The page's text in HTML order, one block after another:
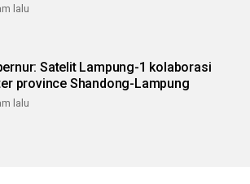
lalu
Satelit Lampung-1 kolaborasi
province Shandong-Lampung
lalu